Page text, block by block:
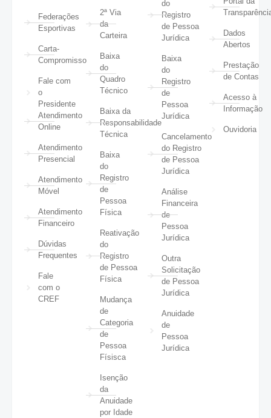
Federações
Esportivas
Carta-
Compromisso
Fale com
o
Presidente
Atendimento
Online
Atendimento
Presencial
Atendimento
Móvel
Atendimento
Financeiro
Dúvidas
Frequentes
Fale
com o
CREF
2ª Via
da
Carteira
Baixa
do
Quadro
Técnico
Baixa da
Responsabilidade
Técnica
Baixa
do
Registro
de
Pessoa
Física
Reativação
do
Registro
de Pessoa
Física
Mudança
de
Categoria
de
Pessoa
Físisca
Isenção
da
Anuidade
por Idade
do
Registro
de Pessoa
Jurídica
Baixa
do
Registro
de
Pessoa
Jurídica
Cancelamento
do Registro
de Pessoa
Jurídica
Análise
Financeira
de
Pessoa
Jurídica
Outra
Solicitação
de Pessoa
Jurídica
Anuidade
de
Pessoa
Jurídica
Dados
Abertos
Prestação
de Contas
Acesso à
Informação
Ouvidoria